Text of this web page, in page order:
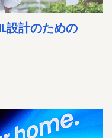
設計のための